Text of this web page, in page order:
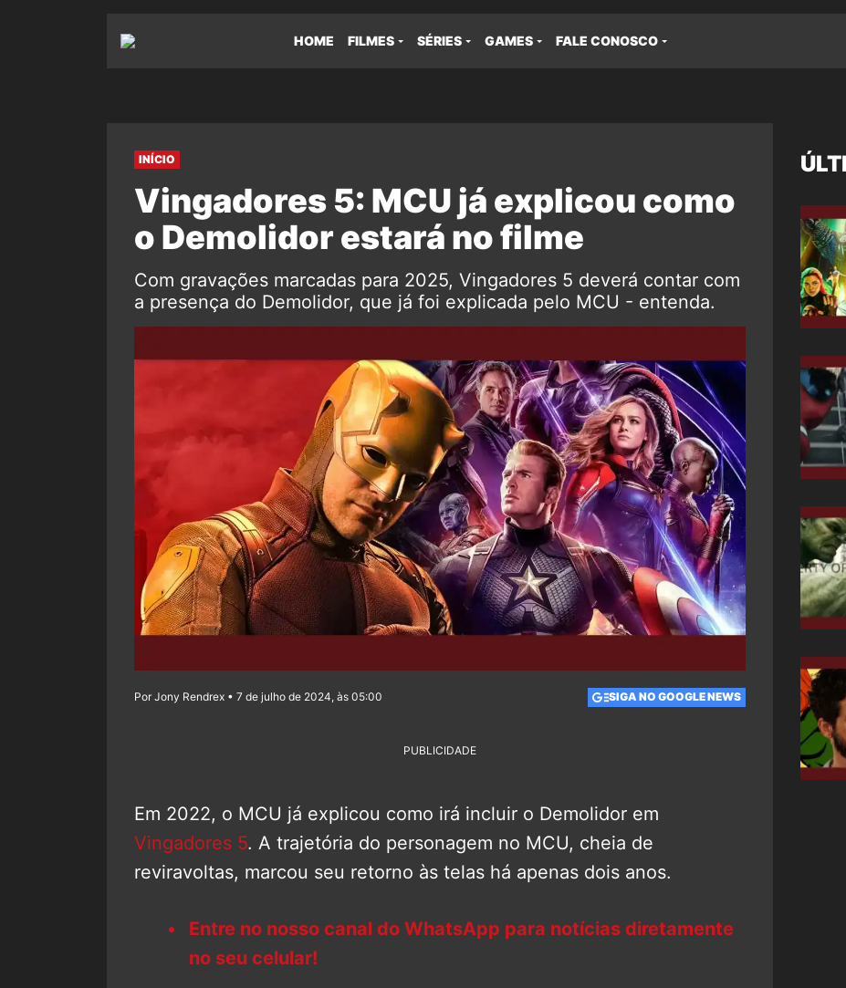
HOME FILMES SÉRIES GAMES FALE CONOSCO
INÍCIO
Vingadores 5: MCU já explicou como
o Demolidor estará no filme
Com gravações marcadas para 2025, Vingadores 5 deverá contar com
a presença do Demolidor, que já foi explicada pelo MCU - entenda.
Por Jony Rendrex • 7 de julho de 2024, às 05:00 SIGA NO GOOGLE NEWS
PUBLICIDADE
Em 2022, o MCU já explicou como irá incluir o Demolidor em
Vingadores 5. A trajetória do personagem no MCU, cheia de
reviravoltas, marcou seu retorno às telas há apenas dois anos.
Entre no nosso canal do WhatsApp para notícias diretamente
no seu celular!